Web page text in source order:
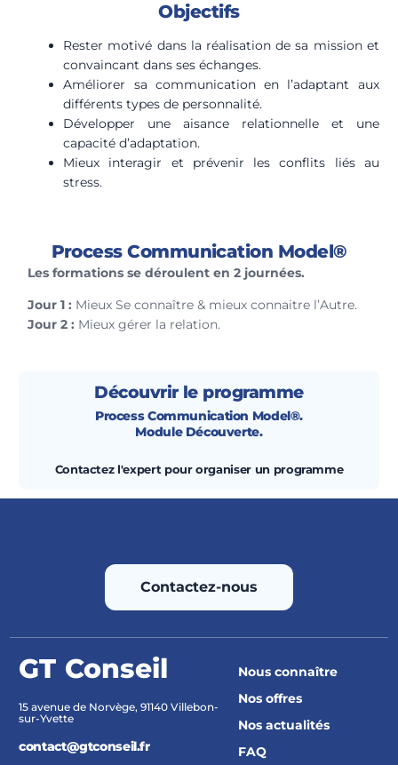
Objectifs
Rester motivé dans la réalisation de sa mission et
convaincant dans ses échanges.
Améliorer sa communication en l’adaptant aux
différents types de personnalité.
Développer une aisance relationnelle et une
capacité d’adaptation.
Mieux interagir et prévenir les conflits liés au
stress.
Process Communication Model®
Les formations se déroulent en 2 journées.
Jour 1 : Mieux Se connaître & mieux connaitre l’Autre.
Jour 2 : Mieux gérer la relation.
Découvrir le programme
Process Communication Model®.
Module Découverte.
Contactez l'expert pour organiser un programme
Contactez-nous
GT Conseil
15 avenue de Norvège, 91140 Villebon-
sur-Yvette
contact@gtconseil.fr
Nous connaître
Nos offres
Nos actualités
FAQ